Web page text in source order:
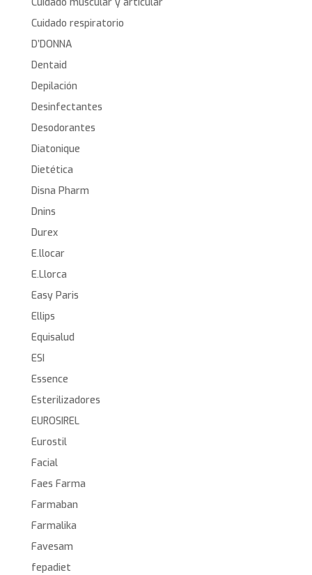
Cuidado respiratorio
D’DONNA
Dentaid
Depilación
Desinfectantes
Desodorantes
Diatonique
Dietética
Disna Pharm
Dnins
Durex
E.llocar
E.Llorca
Easy Paris
Ellips
Equisalud
ESI
Essence
Esterilizadores
EUROSIREL
Eurostil
Facial
Faes Farma
Farmaban
Farmalika
Favesam
fepadiet